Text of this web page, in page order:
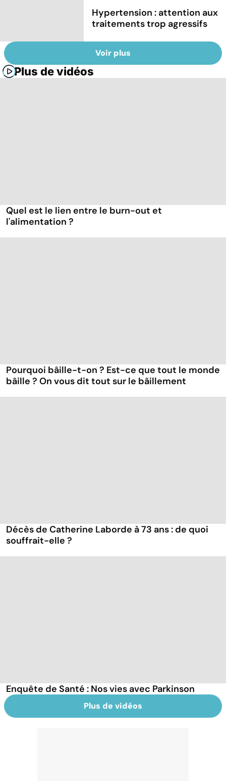
Hypertension : attention aux
traitements trop agressifs
Voir plus
Plus de vidéos
Quel est le lien entre le burn-out et
l'alimentation ?
Pourquoi bâille-t-on ? Est-ce que tout le monde
bâille ? On vous dit tout sur le bâillement
Décès de Catherine Laborde à 73 ans : de quoi
souffrait-elle ?
Enquête de Santé : Nos vies avec Parkinson
Plus de vidéos